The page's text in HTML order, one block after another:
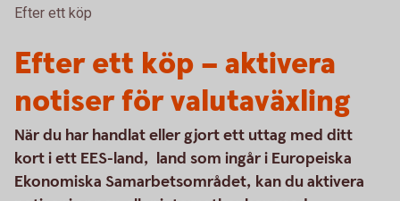
Efter ett köp
Efter ett köp – aktivera
notiser för valutaväxling
När du har handlat eller gjort ett uttag med ditt
kort i ett EES-land, land som ingår i Europeiska
Ekonomiska Samarbetsområdet, kan du aktivera